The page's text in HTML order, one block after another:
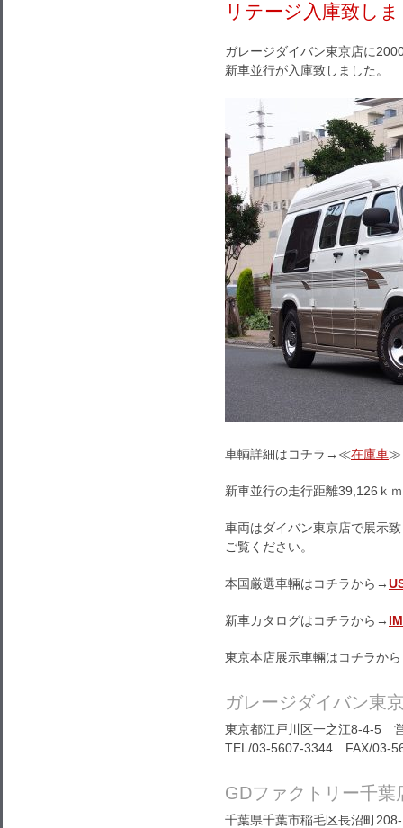
リテージ入庫致し
ガレージダイバン東京店に
新車並行が入庫致しました。
車輌詳細はコチラ→≪在庫車≫
新車並行の走行距離39,126ｋ
車両はダイバン東京店で展示
ご覧ください。
本国厳選車輛はコチラから→
新車カタログはコチラから→
東京本店展示車輛はコチラか
ガレージダイバン東
東京都江戸川区一之江8-4-5
TEL/03-5607-3344 FAX/03-
GDファクトリー千葉
千葉県千葉市稲毛区長沼町